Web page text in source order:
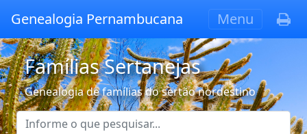
Genealogia Pernambucana Menu
Famílias Sertanejas
Genealogia de famílias do sertão nordestino